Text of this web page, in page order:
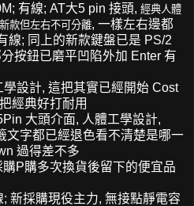
有線; AT大5 pin 接頭, 經典人體
款但左右不可分離, 一樣左右邊都
線; 同上的新款鍵盤已是 PS/2
按鈕已磨平凹陷外加 Enter 有
設計, 這把其實已經開始 Cost
經典好打耐用
大頭介面, 人體工學設計,
文字都已經退色看不清楚是哪一
過得差不多
P購多次換貨後留下的便宜品
新採購現役主力, 無接點靜電容